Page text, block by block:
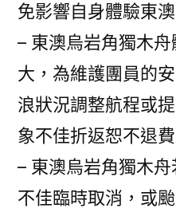
免影響自身體驗東
– 東澳烏岩角獨木
大，為維護團員的
浪狀況調整航程或
象不佳折返恕不退
– 東澳烏岩角獨木
不佳臨時取消，或